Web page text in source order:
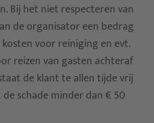
Bij het niet respecteren van
de organisator een bedrag
voor reiniging en evt.
reizen van gasten achteraf
de klant te allen tijde vrij
schade minder dan € 50